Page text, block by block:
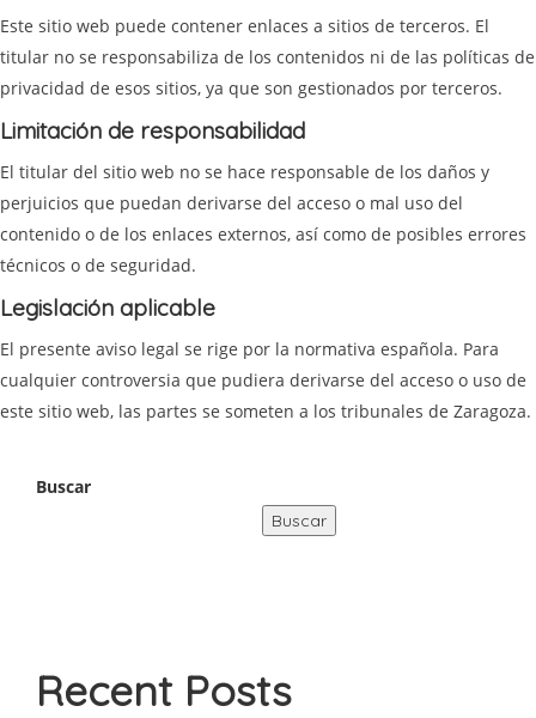
Este sitio web puede contener enlaces a sitios de terceros. El
titular no se responsabiliza de los contenidos ni de las políticas de
privacidad de esos sitios, ya que son gestionados por terceros.
Limitación de responsabilidad
El titular del sitio web no se hace responsable de los daños y
perjuicios que puedan derivarse del acceso o mal uso del
contenido o de los enlaces externos, así como de posibles errores
técnicos o de seguridad.
Legislación aplicable
El presente aviso legal se rige por la normativa española. Para
cualquier controversia que pudiera derivarse del acceso o uso de
este sitio web, las partes se someten a los tribunales de Zaragoza.
Buscar
Buscar
Recent Posts